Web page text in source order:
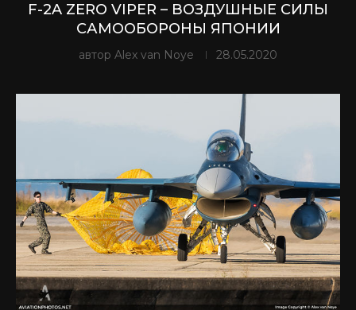
F-2A ZERO VIPER – ВОЗДУШНЫЕ СИЛЫ
САМООБОРОНЫ ЯПОНИИ
автор Alex van Noye 28.05.2020